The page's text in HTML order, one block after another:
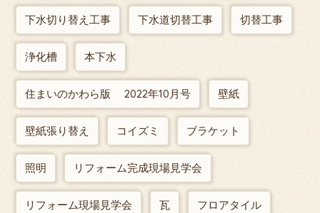
下水切り替え工事 下水道切替工事 切替工事
浄化槽 本下水
住まいのかわら版 2022年10月号 壁紙
壁紙張り替え コイズミ ブラケット
照明 リフォーム完成現場見学会
リフォーム現場見学会 瓦 フロアタイル